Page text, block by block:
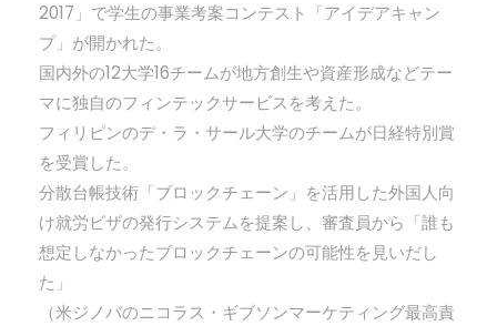
2017」で学生の事業考案コンテスト「アイデアキャン
プ」が開かれた。
国内外の12大学16チームが地方創生や資産形成などテー
マに独自のフィンテックサービスを考えた。
フィリピンのデ・ラ・サール大学のチームが日経特別賞
を受賞した。
分散台帳技術「ブロックチェーン」を活用した外国人向
け就労ビザの発行システムを提案し、審査員から「誰も
想定しなかったブロックチェーンの可能性を見いだし
た」
（米ジノバのニコラス・ギブソンマーケティング最高責